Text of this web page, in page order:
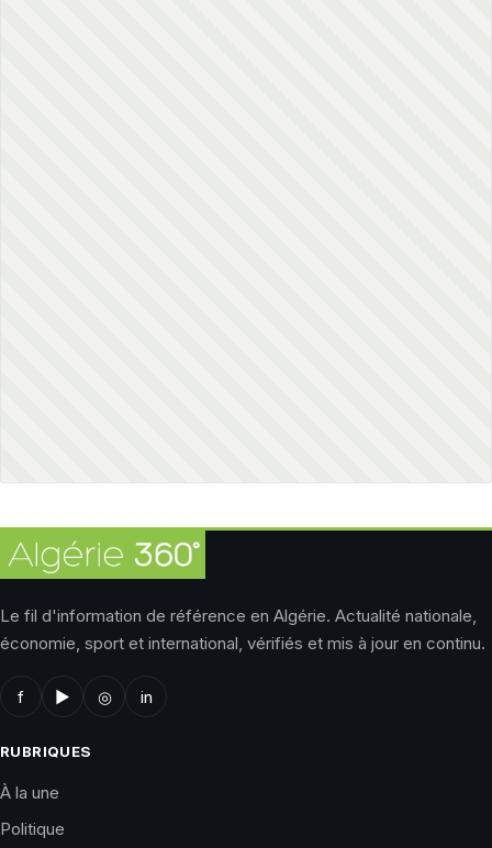
Le fil d'information de référence en Algérie. Actualité nationale,
économie, sport et international, vérifiés et mis à jour en continu.
f ▶ ◎ in
RUBRIQUES
À la une
Politique